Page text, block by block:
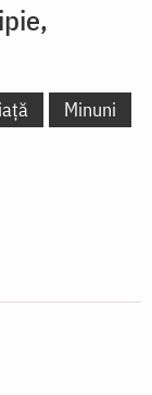
Minuni